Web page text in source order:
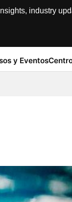
industry
y Eventos